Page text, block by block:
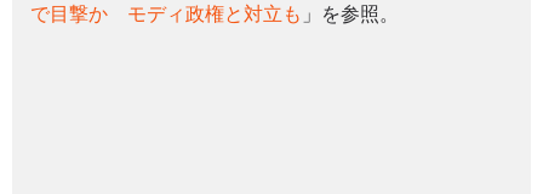
で目撃か モディ政権と対立も 」を参照。